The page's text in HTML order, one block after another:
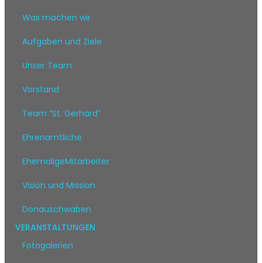
Was machen wir
Aufgaben und Ziele
Unser Team
Vorstand
Team “St. Gerhard”
Ehrenamtliche
EhemaligeMitarbeiter
Vision und Mission
Donauschwaben
VERANSTALTUNGEN
Fotogalerien